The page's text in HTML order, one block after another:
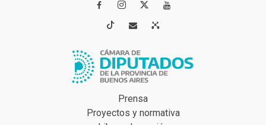
 
 
Prensa
Proyectos y normativa